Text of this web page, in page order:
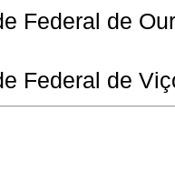
Federal de
Federal de